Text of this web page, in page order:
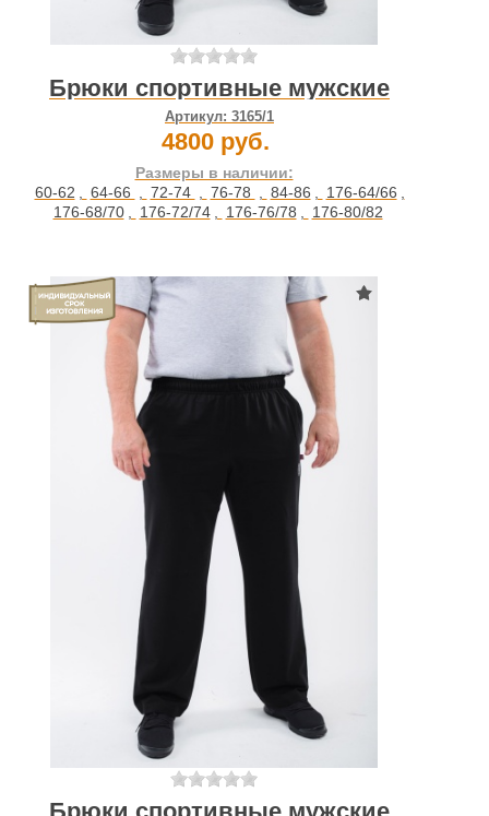
Брюки спортивные мужские
Артикул: 3165/1
4800 руб.
Размеры в наличии:
60-62 , 64-66 , 72-74 , 76-78 , 84-86 , 176-64/66 ,
176-68/70 , 176-72/74 , 176-76/78 , 176-80/82